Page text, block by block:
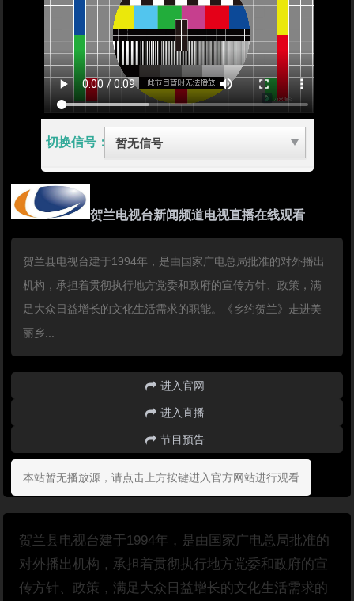
切换信号：
贺兰电视台新闻频道电视直播在线观看
贺兰县电视台建于1994年，是由国家广电总局批准的对外播出
机构，承担着贯彻执行地方党委和政府的宣传方针、政策，满
足大众日益增长的文化生活需求的职能。《乡约贺兰》走进美
丽乡...
进入官网
进入直播
节目预告
本站暂无播放源，请点击上方按键进入官方网站进行观看
贺兰县电视台建于1994年，是由国家广电总局批准的
对外播出机构，承担着贯彻执行地方党委和政府的宣
传方针、政策，满足大众日益增长的文化生活需求的